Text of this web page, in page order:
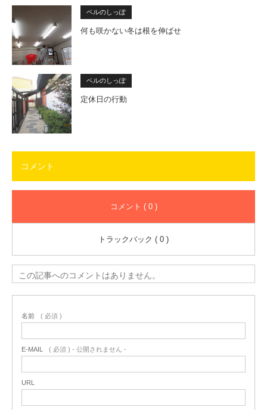
ベルのしっぽ
何も咲かない冬は根を伸ばせ
ベルのしっぽ
定休日の行動
コメント
コメント ( 0 )
トラックバック ( 0 )
この記事へのコメントはありません。
名前 ( 必須 )
E-MAIL ( 必須 ) - 公開されません -
URL